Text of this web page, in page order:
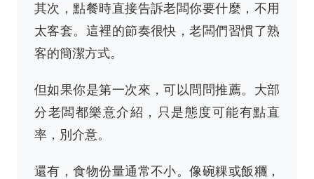
其次，點餐時直接告訴老闆你要什麼，不用
太客套。這裡的節奏很快，老闆們習慣了熟
客的簡潔方式。
但如果你是第一次來，可以問問推薦。大部
分老闆都樂意介紹，只是態度可能有點直
率，別介意。
還有，食物份量通常不小。像碗粿或飯糰，